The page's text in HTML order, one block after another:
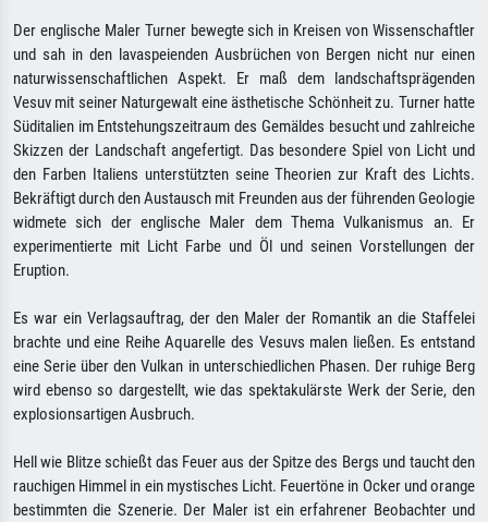
Der englische Maler Turner bewegte sich in Kreisen von Wissenschaftler
und sah in den lavaspeienden Ausbrüchen von Bergen nicht nur einen
naturwissenschaftlichen Aspekt. Er maß dem landschaftsprägenden
Vesuv mit seiner Naturgewalt eine ästhetische Schönheit zu. Turner hatte
Süditalien im Entstehungszeitraum des Gemäldes besucht und zahlreiche
Skizzen der Landschaft angefertigt. Das besondere Spiel von Licht und
den Farben Italiens unterstützten seine Theorien zur Kraft des Lichts.
Bekräftigt durch den Austausch mit Freunden aus der führenden Geologie
widmete sich der englische Maler dem Thema Vulkanismus an. Er
experimentierte mit Licht Farbe und Öl und seinen Vorstellungen der
Eruption.
Es war ein Verlagsauftrag, der den Maler der Romantik an die Staffelei
brachte und eine Reihe Aquarelle des Vesuvs malen ließen. Es entstand
eine Serie über den Vulkan in unterschiedlichen Phasen. Der ruhige Berg
wird ebenso so dargestellt, wie das spektakulärste Werk der Serie, den
explosionsartigen Ausbruch.
Hell wie Blitze schießt das Feuer aus der Spitze des Bergs und taucht den
rauchigen Himmel in ein mystisches Licht. Feuertöne in Ocker und orange
bestimmten die Szenerie. Der Maler ist ein erfahrener Beobachter und